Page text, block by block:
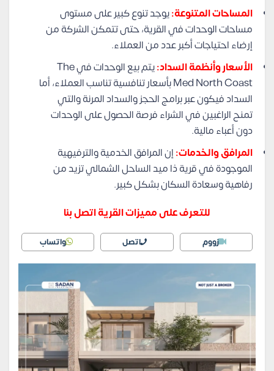
المساحات المتنوعة:يوجد تنوع كبير على مستوى
مساحات الوحدات في القرية، حتى تتمكن الشركة من
إرضاء احتياجات أكبر عدد من العملاء.
الأسعار وأنظمة السداد:
يتم بيع الوحدات في The
Med North Coast بأسعار تنافسية تناسب العملاء، أما
السداد فيكون عبر برامج الحجز والسداد المرنة والتي
تمنح الراغبين في الشراء فرصة الحصول على الوحدات
دون أعباء مالية.
المرافق والخدمات:إن المرافق الخدمية والترفيهية
الموجودة في قرية ذا ميد الساحل الشمالي تزيد من
رفاهية وسعادة السكان بشكل كبير.
للتعرف على مميزات القرية اتصل بنا
زووم اتصل واتساب